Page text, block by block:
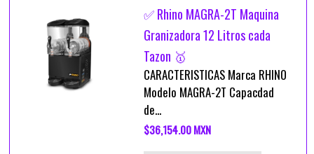
✅ Rhino MAGRA-2T Maquina
Granizadora 12 Litros cada
Tazon 🥇
CARACTERISTICAS Marca RHINO
Modelo MAGRA-2T Capacdad
de...
$36,154.00 MXN